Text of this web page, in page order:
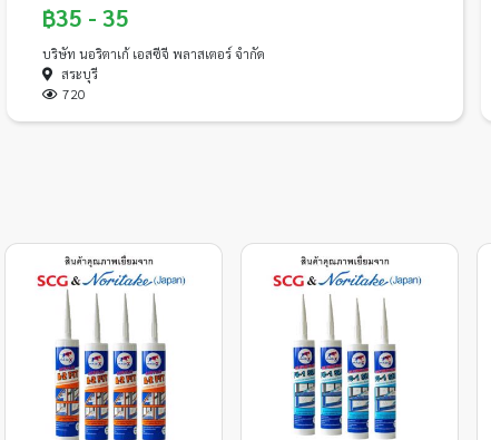
฿35 - 35
บริษัท นอริตาเก้ เอสซีจี พลาสเตอร์ จำกัด
สระบุรี
720